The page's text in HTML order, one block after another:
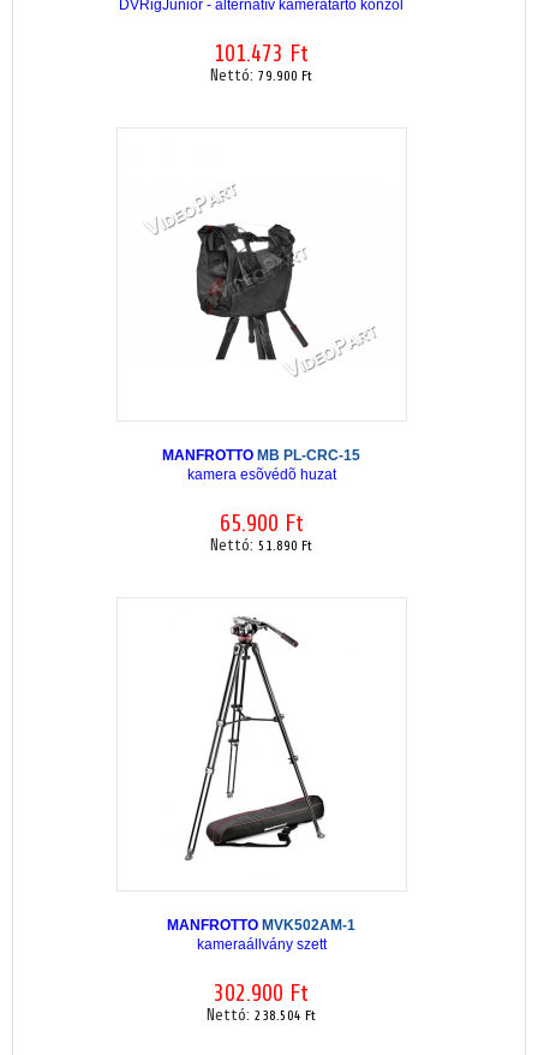
DVRigJunior - alternatív kameratartó konzol
101.473 Ft
Nettó: 79.900 Ft
MANFROTTO MB PL-CRC-15
kamera esõvédõ huzat
65.900 Ft
Nettó: 51.890 Ft
MANFROTTO MVK502AM-1
kameraállvány szett
302.900 Ft
Nettó: 238.504 Ft